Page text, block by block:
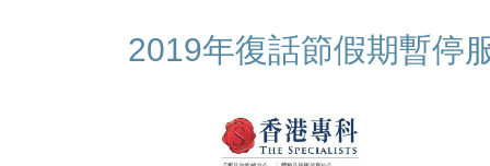
2019年復話節假期暫停